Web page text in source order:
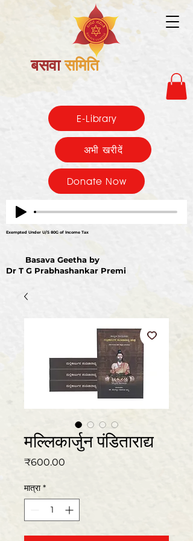
बसवा समिति
E-Library
अभी खरीदें
Donate Now
Exempted Under U/S 80G of Income Tax
Basava Geetha by
Dr T G Prabhashankar Premi
मल्लिकार्जुन पंडिताराद्य
₹600.00
मात्रा *